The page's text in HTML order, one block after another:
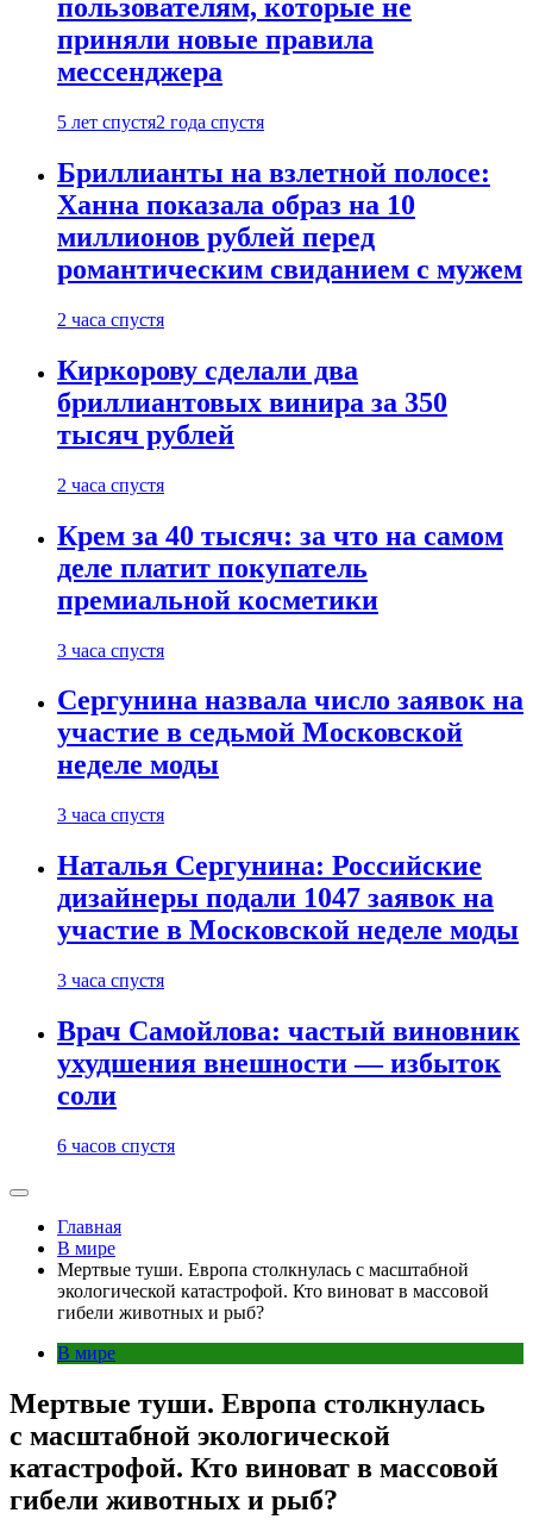
пользователям, которые не
приняли новые правила
мессенджера
5 лет спустя2 года спустя
Бриллианты на взлетной полосе:
Ханна показала образ на 10
миллионов рублей перед
романтическим свиданием с мужем
2 часа спустя
Киркорову сделали два
бриллиантовых винира за 350
тысяч рублей
2 часа спустя
Крем за 40 тысяч: за что на самом
деле платит покупатель
премиальной косметики
3 часа спустя
Сергунина назвала число заявок на
участие в седьмой Московской
неделе моды
3 часа спустя
Наталья Сергунина: Российские
дизайнеры подали 1047 заявок на
участие в Московской неделе моды
3 часа спустя
Врач Самойлова: частый виновник
ухудшения внешности — избыток
соли
6 часов спустя
Главная
В мире
Мертвые туши. Европа столкнулась с масштабной
экологической катастрофой. Кто виноват в массовой
гибели животных и рыб?
В мире
Мертвые туши. Европа столкнулась
с масштабной экологической
катастрофой. Кто виноват в массовой
гибели животных и рыб?